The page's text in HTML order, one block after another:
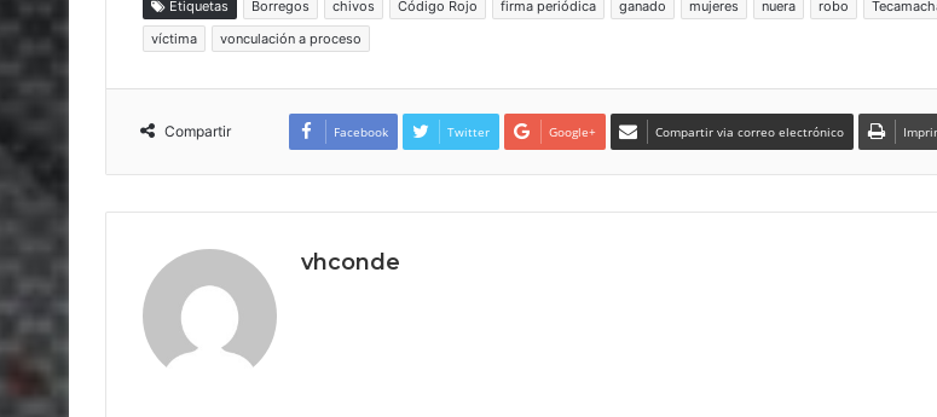
Etiquetas Borregos chivos Código Rojo firma periódica ganado mujeres nuera robo
víctima
vonculación a proceso
Compartir Facebook Twitter Google+ Compartir via correo electrónico
vhconde